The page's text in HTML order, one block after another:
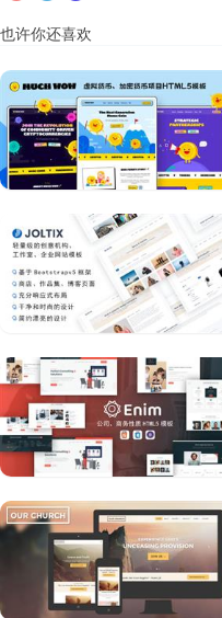
也许你还喜欢